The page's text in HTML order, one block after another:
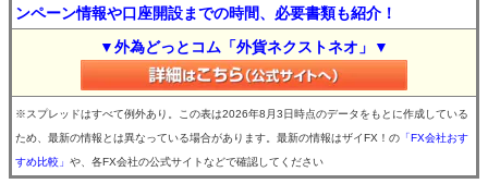
ンペーン情報や口座開設までの時間、必要書類も紹介！
▼外為どっとコム「外貨ネクストネオ」▼
※スプレッドはすべて例外あり。この表は2026年8月3日時点のデータをもとに作成している
ため、最新の情報とは異なっている場合があります。最新の情報はザイFX！の 「FX会社おす
すめ比較」 や、各FX会社の公式サイトなどで確認してください